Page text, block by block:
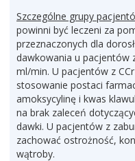
Szczególne grupy
powinni być leczeni za
przeznaczonych dla
dawkowania u pacjentów
ml/min. U pacjentów z
stosowanie postaci
amoksycylinę i kwas
na brak zaleceń
dawki. U pacjentów z
zachować ostrożność,
wątroby.